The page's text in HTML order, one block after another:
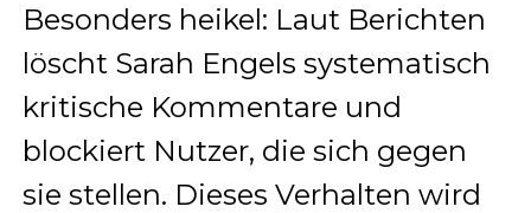
Besonders heikel: Laut Berichten
löscht Sarah Engels systematisch
kritische Kommentare und
blockiert Nutzer, die sich gegen
sie stellen. Dieses Verhalten wird